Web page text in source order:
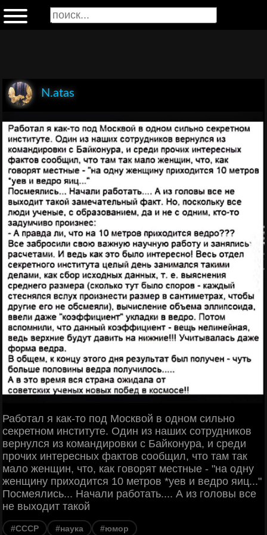
N.atas
Работал я как-то под Москвой в одном сильно
секретном институте. Один из наших сотрудников
вернулся из командировки с Байконура, и среди
прочих интересных фактов сообщил, что там так
мало женщин, что, как говорят местные - "на одну
женщину приходится 10 метров *уев и ведро яиц..."
Посмеялись... Начали работать.... А из головы все
не выходит такой
#СССР #наука #юмор